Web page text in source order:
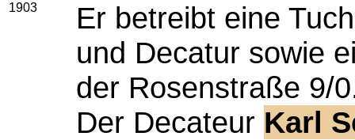
1903
Er betreibt eine
und Decatur sowie
der Rosenstraße 9/
Der Decateur Karl